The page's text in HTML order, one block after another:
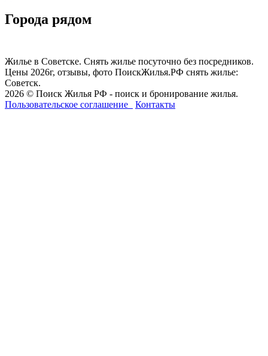
Города рядом
Жилье в Советске. Снять жилье посуточно без посредников.
Цены 2026г, отзывы, фото ПоискЖилья.РФ снять жилье:
Советск.
2026 © Поиск Жилья РФ - поиск и бронирование жилья.
Пользовательское соглашение
Контакты